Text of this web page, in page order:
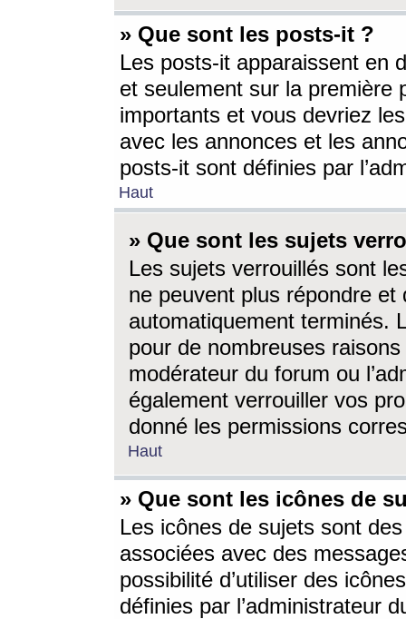
» Que sont les posts-it ?
Les posts-it apparaissent en
et seulement sur la première
importants et vous devriez
avec les annonces et les
posts-it sont définies par
Haut
» Que sont les sujets
Les sujets verrouillés sont
ne peuvent plus répondre
automatiquement terminés.
pour de nombreuses
modérateur du forum ou
également verrouiller vos
donné les permissions
Haut
» Que sont les icônes de
Les icônes de sujets sont
associées avec des
possibilité d’utiliser des
définies par l’administrateur